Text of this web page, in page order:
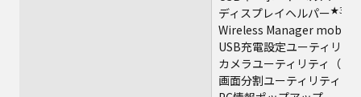
ディスプレイヘルパー★37
Wireless Manager mobile
USB充電設定ユーティリテ
カメラユーティリティ（デ
画面分割ユーティリティ